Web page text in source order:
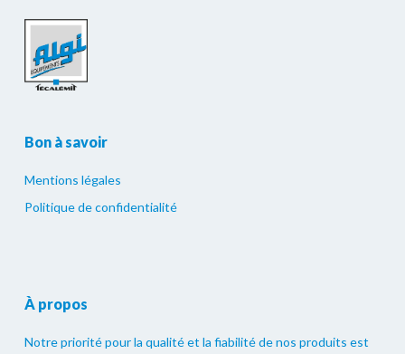
Bon à savoir
Mentions légales
Politique de confidentialité
À propos
Notre priorité pour la qualité et la fiabilité de nos produits est